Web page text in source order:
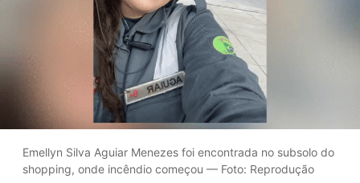
Emellyn Silva Aguiar Menezes foi encontrada no subsolo do
shopping, onde incêndio começou — Foto: Reprodução